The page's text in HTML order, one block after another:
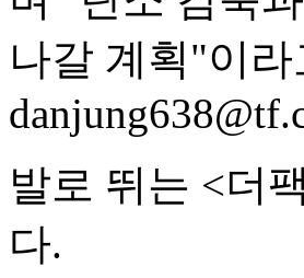
나갈 계획"이
발로 뛰는 <더
다.